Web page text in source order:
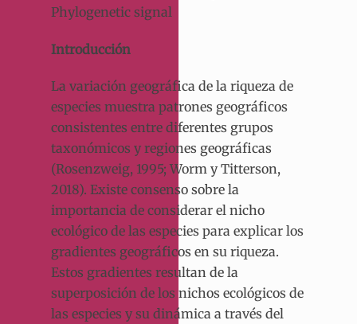
Phylogenetic signal
Introducción
La variación geográfica de la riqueza de
especies muestra patrones geográficos
consistentes entre diferentes grupos
taxonómicos y regiones geográficas
(Rosenzweig, 1995; Worm y Titterson,
2018). Existe consenso sobre la
importancia de considerar el nicho
ecológico de las especies para explicar los
gradientes geográficos en su riqueza.
Estos gradientes resultan de la
superposición de los nichos ecológicos de
las especies y su dinámica a través del